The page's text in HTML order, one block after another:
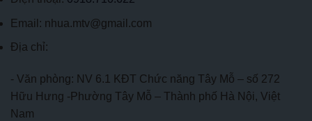
Email: nhua.mtv@gmail.com
Địa chỉ:
- Văn phòng: NV 6.1 KĐT Chức năng Tây Mỗ – số 272
Hữu Hưng -Phường Tây Mỗ – Thành phố Hà Nội, Việt
Nam